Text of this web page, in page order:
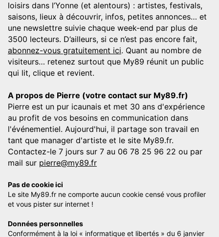
loisirs dans l’Yonne (et alentours) : artistes, festivals,
saisons, lieux à découvrir, infos, petites annonces… et
une newslettre suivie chaque week-end par plus de
3500 lecteurs. D’ailleurs, si ce n’est pas encore fait,
abonnez-vous gratuitement ici. Quant au nombre de
visiteurs… retenez surtout que My89 réunit un public
qui lit, clique et revient.
A propos de Pierre (votre contact sur My89.fr)
Pierre est un pur icaunais et met 30 ans d'expérience
au profit de vos besoins en communication dans
l'événementiel. Aujourd'hui, il partage son travail en
tant que manager d'artiste et le site My89.fr.
Contactez-le 7 jours sur 7 au 06 78 25 96 22 ou par
mail sur pierre@my89.fr
Pas de cookie ici
Le site My89.fr ne comporte aucun cookie censé vous profiler
et vous pister sur internet !
Données personnelles
Conformément à la loi « informatique et libertés » du 6 janvier